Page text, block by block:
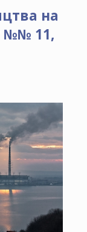
на
№№ 11,